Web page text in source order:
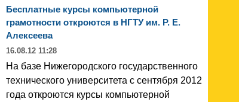
Бесплатные курсы компьютерной
грамотности откроются в НГТУ им. Р. Е.
Алексеева
16.08.12 11:28
На базе Нижегородского государственного
технического университета с сентября 2012
года откроются курсы компьютерной